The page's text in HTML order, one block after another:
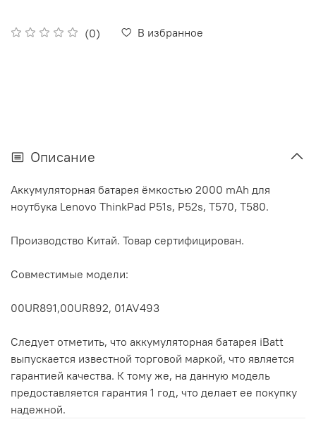
(0) В избранное
Описание
Аккумуляторная батарея ёмкостью 2000 mAh для
ноутбука Lenovo ThinkPad P51s, P52s, T570, T580.
Производство Китай. Товар сертифицирован.
Совместимые модели:
00UR891,00UR892, 01AV493
Следует отметить, что аккумуляторная батарея iBatt
выпускается известной торговой маркой, что является
гарантией качества. К тому же, на данную модель
предоставляется гарантия 1 год, что делает ее покупку
надежной.